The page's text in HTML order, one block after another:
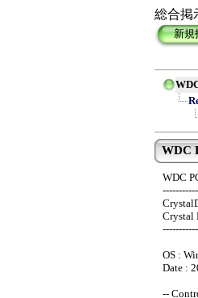
総合掲
新規
WDC
WDC
Crystal
OS :
Date :
--